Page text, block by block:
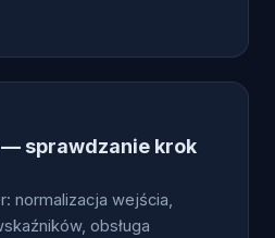
— sprawdzanie krok
normalizacja wejścia,
obsługa